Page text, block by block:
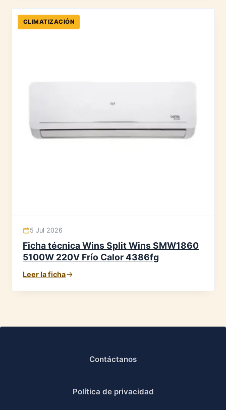
CLIMATIZACIÓN
5 Jul 2026
Ficha técnica Wins Split Wins SMW1860
5100W 220V Frío Calor 4386fg
Leer la ficha
Contáctanos
Política de privacidad